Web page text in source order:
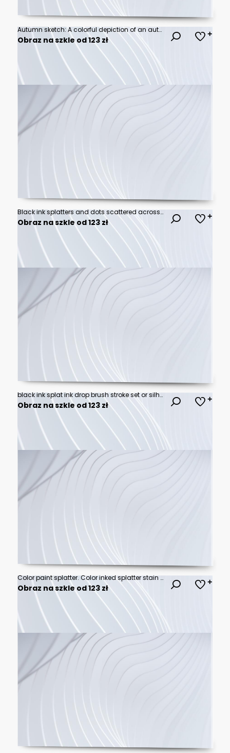
Autumn sketch: A colorful depiction of an autumn landscape, highlighting falling leaves and seasonal beauty.
Obraz na szkle od 123 zł
Black ink splatters and dots scattered across a white background splash
Obraz na szkle od 123 zł
black ink splat ink drop brush stroke set or silhouette of black ink drop brush stroke collection with black ink drops.
Obraz na szkle od 123 zł
Color paint splatter. Color inked splatter stain splattered spray splash. Spray paint elements isolated on black Background. Drips multicolored ink splatters, Ink blots set. Isolated illustration
Obraz na szkle od 123 zł